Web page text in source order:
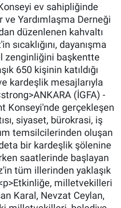
ev sahipliğinde
Yardımlaşma Derneği
düzenlenen kahvaltı
sıcaklığını, dayanışma
zenginliğini başkentte
650 kişinin katıldığı
kardeşlik mesajlarıyla
(İGFA) -
Konseyi'nde gerçekleşen
siyaset, bürokrasi, iş
temsilcilerinden oluşan
bir kardeşlik şölenine
saatlerinde başlayan
tüm illerinden yaklaşık
milletvekilleri
Karal, Nevzat Ceylan,